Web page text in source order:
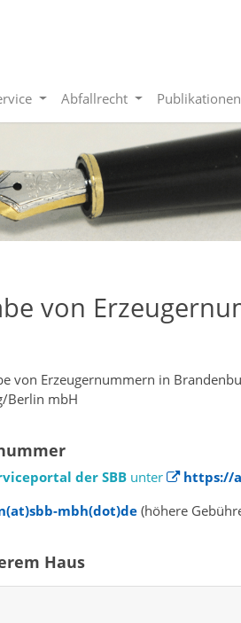
Abfallrecht Publikationen
von
von Erzeugernummern in
Berlin mbH
der SBB unter
https://
mbh(dot)de(höhere
Haus